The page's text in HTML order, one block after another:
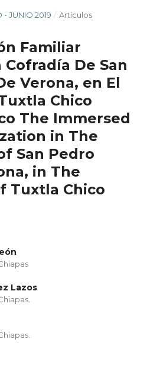
- JUNIO 2019 / Artículos
Familiar
De San
Verona, en El
Chico
The Immersed
in The
San Pedro
in The
Tuxtla Chico
Lazos